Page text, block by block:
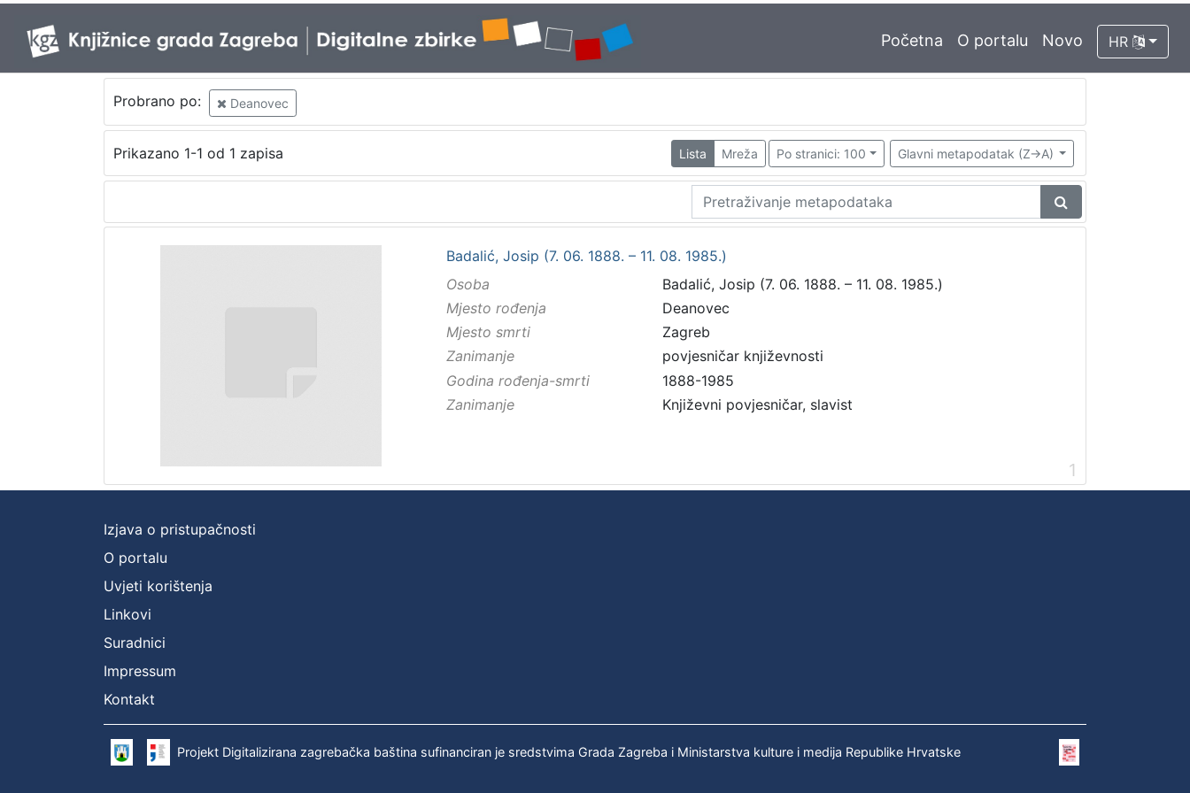
Početna O portalu Novo HR
Probrano po: Deanovec
Prikazano 1-1 od 1 zapisa Lista Mreža Po stranici: 100 Glavni metapodatak (Z->A)
Badalić, Josip (7. 06. 1888. – 11. 08. 1985.)
Osoba
Badalić, Josip (7. 06. 1888. – 11. 08. 1985.)
Mjesto rođenja
Deanovec
Mjesto smrti
Zagreb
Zanimanje
povjesničar književnosti
Godina rođenja-smrti
1888-1985
Zanimanje
Književni povjesničar, slavist
1
Izjava o pristupačnosti
O portalu
Uvjeti korištenja
Linkovi
Suradnici
Impressum
Kontakt
Projekt Digitalizirana zagrebačka baština sufinanciran je sredstvima Grada Zagreba i Ministarstva kulture i medija Republike Hrvatske